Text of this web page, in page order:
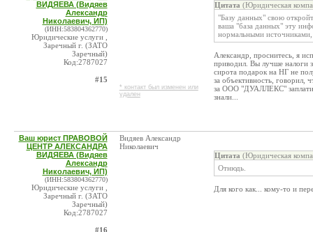
ВИДЯЕВА (Видяев
Александр
Николаевич, ИП)
(ИНН:583804362770)
Юридические услуги ,
Заречный г. (ЗАТО
Заречный)
Код:2787027
#15
* контакт был изменен или
удален
Цитата (Юридическая
"Базу данных" свою
ваша "база данных" эту
нормальными
Александр, проснитесь, я
приводил. Вы лучше налоги
сирота подарок на НГ не
за объективность, говорил,
за ООО "ДУАЛЛЕКС"
знали...
Ваш юрист ПРАВОВОЙ
ЦЕНТР АЛЕКСАНДРА
ВИДЯЕВА (Видяев
Александр
Николаевич, ИП)
(ИНН:583804362770)
Юридические услуги ,
Заречный г. (ЗАТО
Заречный)
Код:2787027
#16
Видяев Александр
Николаевич
Цитата (Юридическая
Отнюдь.
Для кого как... кому-то и